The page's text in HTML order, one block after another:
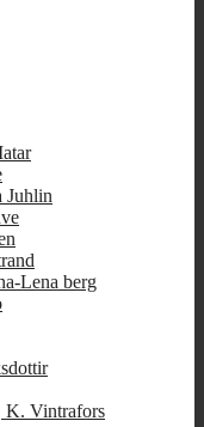
Juhlin
Lena berg
K. Vintrafors